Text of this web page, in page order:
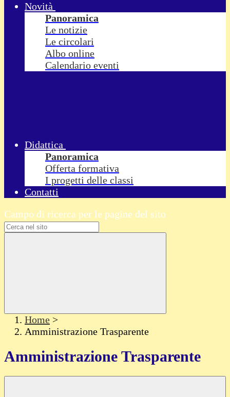
Novità
Panoramica
Le notizie
Le circolari
Albo online
Calendario eventi
Didattica
Panoramica
Offerta formativa
I progetti delle classi
Contatti
Campo di ricerca per le pagine del sito
Home >
Amministrazione Trasparente
Amministrazione Trasparente